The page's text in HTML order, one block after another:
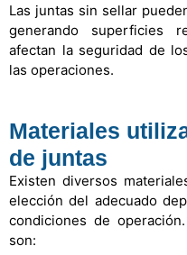
Las juntas sin sellar
generando superficies
afectan la seguridad de
las operaciones.
Materiales
de juntas
Existen diversos
elección del adecuado
condiciones de
son: